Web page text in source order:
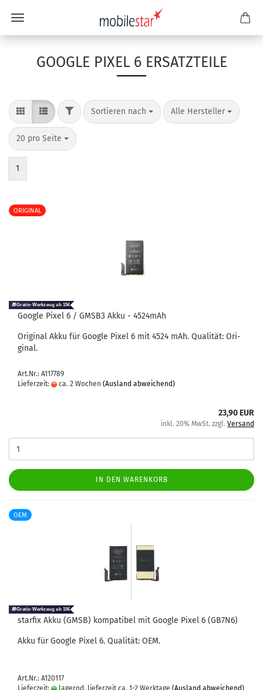
GOOGLE PIXEL 6 ERSATZTEILE
Sortieren nach Alle Hersteller
20 pro Seite
1
ORIGINAL
Goog­le Pixel 6 / GMSB3 Akku - 4524mAh
Ori­gi­nal Akku für Goog­le Pixel 6 mit 4524 mAh. Qua­li­tät: Ori­
gi­nal.
Art.Nr.: A117789
Lieferzeit:
ca. 2 Wochen (Ausland abweichend)
23,90 EUR
inkl. 20% MwSt. zzgl. Versand
IN DEN WARENKORB
OEM
star­fix Akku (GMSB) kom­pa­ti­bel mit Goog­le Pixel 6 (GB7N6)
Akku für Goog­le Pixel 6. Qua­li­tät: OEM.
Art.Nr.: A120117
Lieferzeit:
lagernd, lieferzeit ca. 1-2 Werktage (Ausland abweichend)